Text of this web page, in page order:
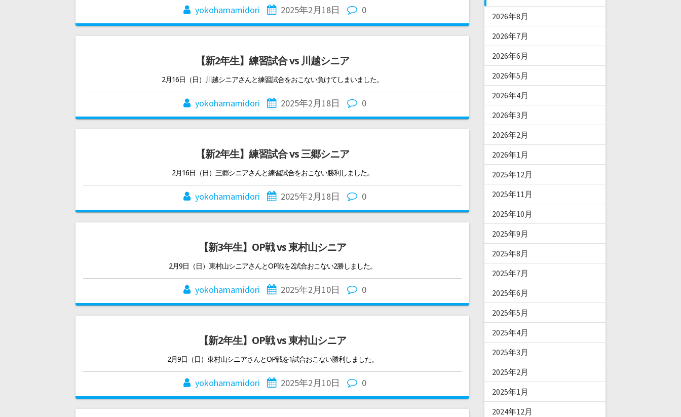
yokohamamidori 2025年2月18日 0
【新2年生】練習試合 vs 川越シニア
2月16日（日）川越シニアさんと練習試合をおこない負けてしまいました。
yokohamamidori 2025年2月18日 0
【新2年生】練習試合 vs 三郷シニア
2月16日（日）三郷シニアさんと練習試合をおこない勝利しました。
yokohamamidori 2025年2月18日 0
【新3年生】OP戦 vs 東村山シニア
2月9日（日）東村山シニアさんとOP戦を2試合おこない2勝しました。
yokohamamidori 2025年2月10日 0
【新2年生】OP戦 vs 東村山シニア
2月9日（日）東村山シニアさんとOP戦を1試合おこない勝利しました。
yokohamamidori 2025年2月10日 0
2026年8月
2026年7月
2026年6月
2026年5月
2026年4月
2026年3月
2026年2月
2026年1月
2025年12月
2025年11月
2025年10月
2025年9月
2025年8月
2025年7月
2025年6月
2025年5月
2025年4月
2025年3月
2025年2月
2025年1月
2024年12月